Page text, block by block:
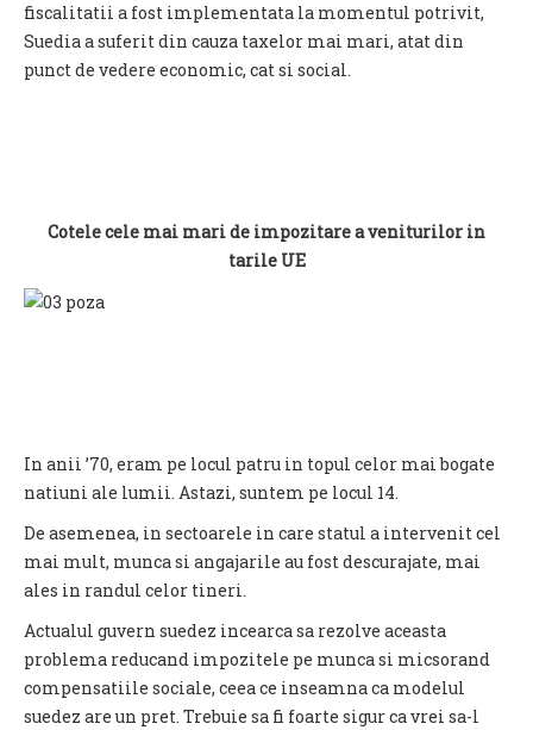
fiscalitatii a fost implementata la momentul potrivit,
Suedia a suferit din cauza taxelor mai mari, atat din
punct de vedere economic, cat si social.
Cotele cele mai mari de impozitare a veniturilor in
tarile UE
In anii ’70, eram pe locul patru in topul celor mai bogate
natiuni ale lumii. Astazi, suntem pe locul 14.
De asemenea, in sectoarele in care statul a intervenit cel
mai mult, munca si angajarile au fost descurajate, mai
ales in randul celor tineri.
Actualul guvern suedez incearca sa rezolve aceasta
problema reducand impozitele pe munca si micsorand
compensatiile sociale, ceea ce inseamna ca modelul
suedez are un pret. Trebuie sa fi foarte sigur ca vrei sa-l